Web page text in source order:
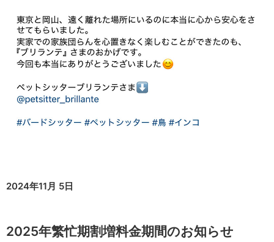
2024年11月 5日
2025年繁忙期割増料金期間のお知らせ